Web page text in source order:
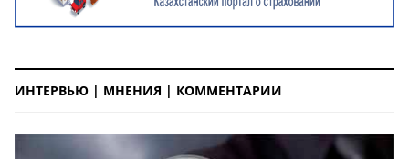
ИНТЕРВЬЮ | МНЕНИЯ | КОММЕНТАРИИ